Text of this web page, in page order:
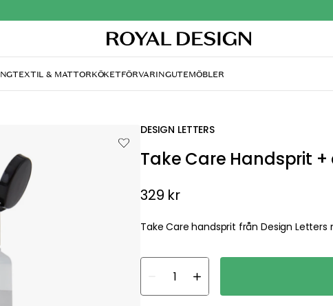
& MATTORKÖKETFÖRVARINGUTEMÖBLER
DESIGN LETTERS
Take Care Handsprit +
329 kr
Take Care handsprit från Design Letters
care about your privacy!